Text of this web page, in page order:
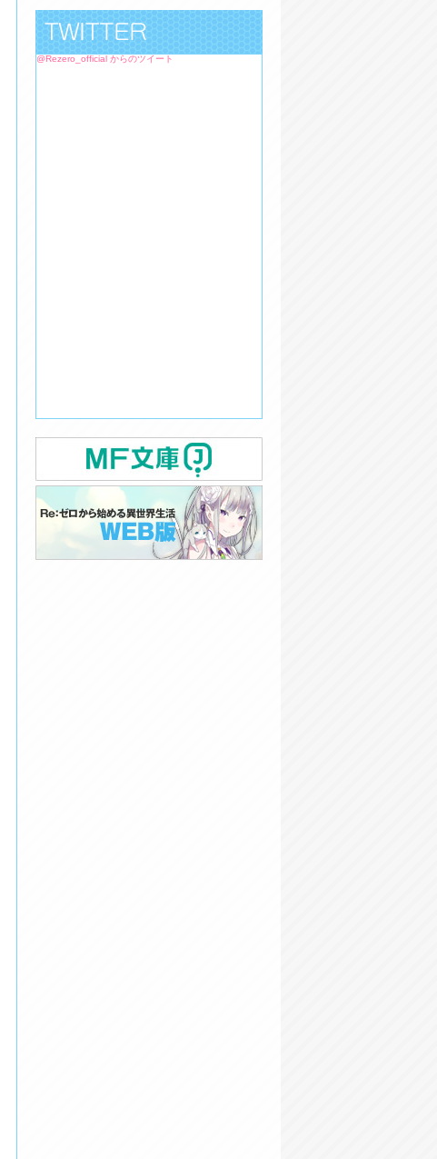
@Rezero_official からのツイート